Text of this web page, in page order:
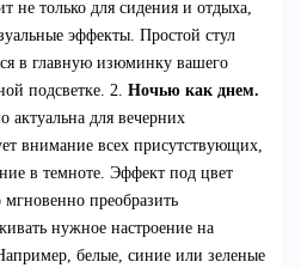
не только для сидения и отдыха,
эффекты. Простой стул
в главную изюминку вашего
подсветке. 2. Ночью как днем.
актуальна для вечерних
внимание всех присутствующих,
в темноте. Эффект под цвет
преобразить
нужное настроение на
белые, синие или зеленые